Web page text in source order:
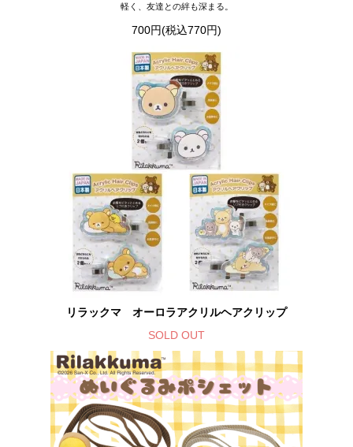
軽く、友達との絆も深まる。
700円(税込770円)
リラックマ オーロラアクリルヘアクリップ
SOLD OUT